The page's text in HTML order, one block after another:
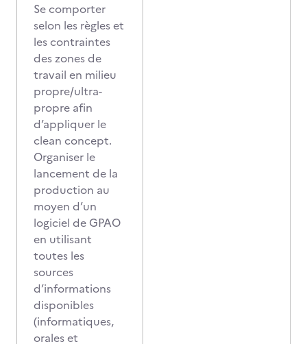
Se comporter
selon les règles et
les contraintes
des zones de
travail en milieu
propre/ultra-
propre afin
d’appliquer le
clean concept.
Organiser le
lancement de la
production au
moyen d’un
logiciel de GPAO
en utilisant
toutes les
sources
d’informations
disponibles
(informatiques,
orales et